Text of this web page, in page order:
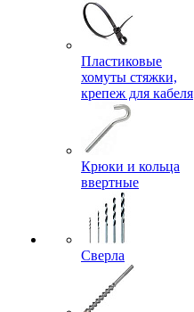
Пластиковые
хомуты стяжки,
крепеж для кабеля
Крюки и кольца
ввертные
Сверла